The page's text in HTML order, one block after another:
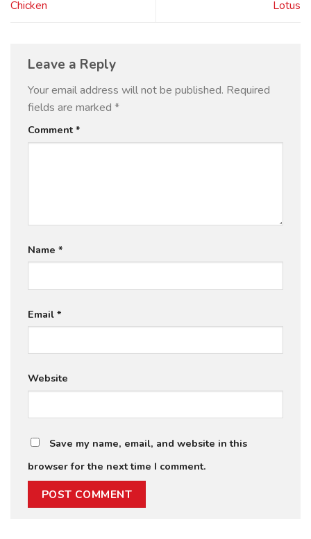
Chicken
Lotus
Leave a Reply
Your email address will not be published. Required
fields are marked *
Comment*
Name *
Email *
Website
Save my name, email, and website in this
browser for the next time I comment.